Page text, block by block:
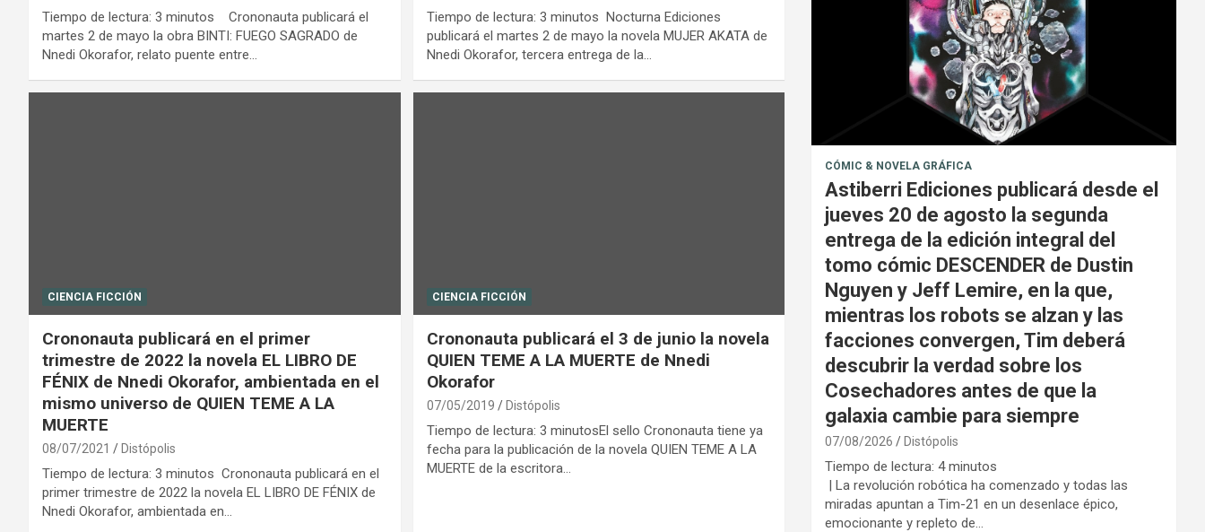
Tiempo de lectura: 3 minutos Crononauta publicará el
martes 2 de mayo la obra BINTI: FUEGO SAGRADO de
Nnedi Okorafor, relato puente entre…
Tiempo de lectura: 3 minutos Nocturna Ediciones
publicará el martes 2 de mayo la novela MUJER AKATA de
Nnedi Okorafor, tercera entrega de la…
CIENCIA FICCIÓN
Crononauta publicará en el primer
trimestre de 2022 la novela EL LIBRO DE
FÉNIX de Nnedi Okorafor, ambientada en el
mismo universo de QUIEN TEME A LA
MUERTE
08/07/2021 Distópolis
Tiempo de lectura: 3 minutos Crononauta publicará en el
primer trimestre de 2022 la novela EL LIBRO DE FÉNIX de
Nnedi Okorafor, ambientada en…
CIENCIA FICCIÓN
Crononauta publicará el 3 de junio la novela
QUIEN TEME A LA MUERTE de Nnedi
Okorafor
07/05/2019 Distópolis
Tiempo de lectura: 3 minutosEl sello Crononauta tiene ya
fecha para la publicación de la novela QUIEN TEME A LA
MUERTE de la escritora…
CÓMIC & NOVELA GRÁFICA
Astiberri Ediciones publicará desde el
jueves 20 de agosto la segunda
entrega de la edición integral del
tomo cómic DESCENDER de Dustin
Nguyen y Jeff Lemire, en la que,
mientras los robots se alzan y las
facciones convergen, Tim deberá
descubrir la verdad sobre los
Cosechadores antes de que la
galaxia cambie para siempre
07/08/2026 Distópolis
Tiempo de lectura: 4 minutos
| La revolución robótica ha comenzado y todas las
miradas apuntan a Tim-21 en un desenlace épico,
emocionante y repleto de…